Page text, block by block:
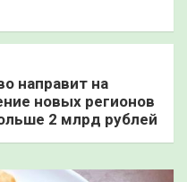
направит на
новых регионов
2 млрд рублей